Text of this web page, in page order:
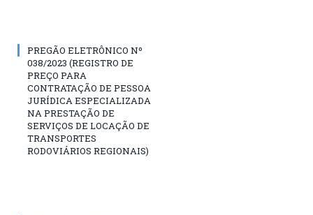
PREGÃO ELETRÔNICO Nº
038/2023 (REGISTRO DE
PREÇO PARA
CONTRATAÇÃO DE PESSOA
JURÍDICA ESPECIALIZADA
NA PRESTAÇÃO DE
SERVIÇOS DE LOCAÇÃO DE
TRANSPORTES
RODOVIÁRIOS REGIONAIS)